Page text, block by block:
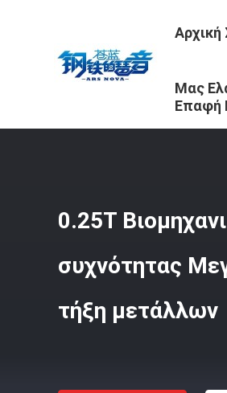
Αρχική
Μας
Επαφή
Προϊόντα /
0.25T
συχνότητας
τήξη μετάλλων